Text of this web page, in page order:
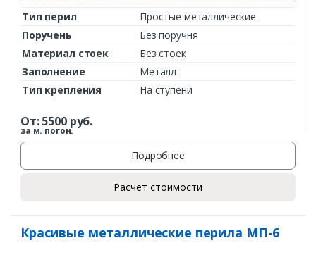
Тип перил
Простые металлические
Поручень
Без поручня
Материал стоек
Без стоек
Заполнение
Металл
Тип крепления
На ступени
От:5500руб.
за м. погон.
Подробнее
Расчет стоимости
Красивые металлические перила МП-6